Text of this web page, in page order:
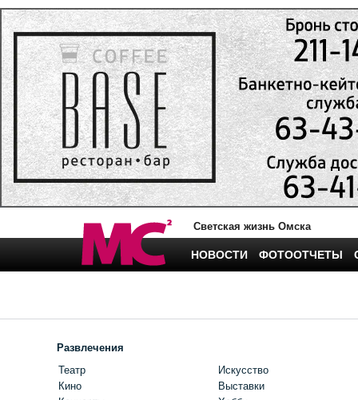
Светская жизнь Омска
НОВОСТИ ФОТООТЧЕТЫ
Развлечения
Театр
Кино
Искусство
Выставки